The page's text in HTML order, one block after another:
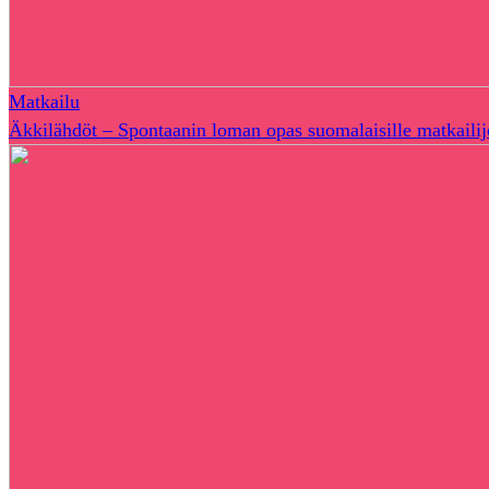
Matkailu
Äkkilähdöt – Spontaanin loman opas suomalaisille